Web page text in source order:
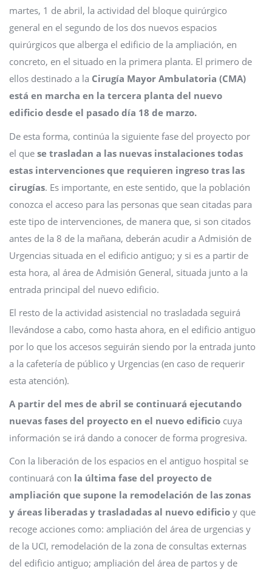
martes, 1 de abril, la actividad del bloque quirúrgico
general en el segundo de los dos nuevos espacios
quirúrgicos que alberga el edificio de la ampliación, en
concreto, en el situado en la primera planta. El primero de
ellos destinado a la Cirugía Mayor Ambulatoria (CMA)
está en marcha en la tercera planta del nuevo
edificio desde el pasado día 18 de marzo.
De esta forma, continúa la siguiente fase del proyecto por
el que se trasladan a las nuevas instalaciones todas
estas intervenciones que requieren ingreso tras las
cirugías. Es importante, en este sentido, que la población
conozca el acceso para las personas que sean citadas para
este tipo de intervenciones, de manera que, si son citados
antes de la 8 de la mañana, deberán acudir a Admisión de
Urgencias situada en el edificio antiguo; y si es a partir de
esta hora, al área de Admisión General, situada junto a la
entrada principal del nuevo edificio.
El resto de la actividad asistencial no trasladada seguirá
llevándose a cabo, como hasta ahora, en el edificio antiguo
por lo que los accesos seguirán siendo por la entrada junto
a la cafetería de público y Urgencias (en caso de requerir
esta atención).
A partir del mes de abril se continuará ejecutando
nuevas fases del proyecto en el nuevo edificio cuya
información se irá dando a conocer de forma progresiva.
Con la liberación de los espacios en el antiguo hospital se
continuará con la última fase del proyecto de
ampliación que supone la remodelación de las zonas
y áreas liberadas y trasladadas al nuevo edificio y que
recoge acciones como: ampliación del área de urgencias y
de la UCI, remodelación de la zona de consultas externas
del edificio antiguo; ampliación del área de partos y de